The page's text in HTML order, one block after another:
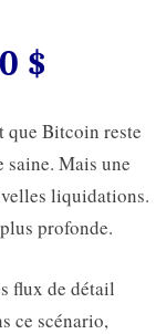
$
que Bitcoin reste
Mais une
liquidations.
profonde.
flux de détail
ce scénario,